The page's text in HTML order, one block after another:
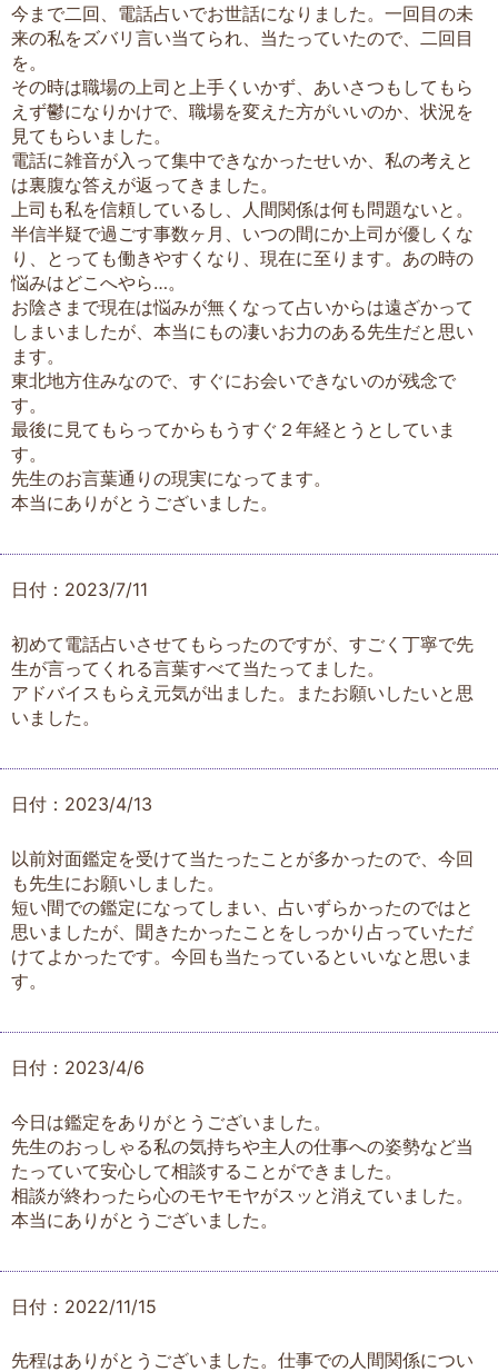
今まで二回、電話占いでお世話になりました。一回目の未
来の私をズバリ言い当てられ、当たっていたので、二回目
を。
その時は職場の上司と上手くいかず、あいさつもしてもら
えず鬱になりかけで、職場を変えた方がいいのか、状況を
見てもらいました。
電話に雑音が入って集中できなかったせいか、私の考えと
は裏腹な答えが返ってきました。
上司も私を信頼しているし、人間関係は何も問題ないと。
半信半疑で過ごす事数ヶ月、いつの間にか上司が優しくな
り、とっても働きやすくなり、現在に至ります。あの時の
悩みはどこへやら…。
お陰さまで現在は悩みが無くなって占いからは遠ざかって
しまいましたが、本当にもの凄いお力のある先生だと思い
ます。
東北地方住みなので、すぐにお会いできないのが残念で
す。
最後に見てもらってからもうすぐ２年経とうとしていま
す。
先生のお言葉通りの現実になってます。
本当にありがとうございました。
日付：2023/7/11
初めて電話占いさせてもらったのですが、すごく丁寧で先
生が言ってくれる言葉すべて当たってました。
アドバイスもらえ元気が出ました。またお願いしたいと思
いました。
日付：2023/4/13
以前対面鑑定を受けて当たったことが多かったので、今回
も先生にお願いしました。
短い間での鑑定になってしまい、占いずらかったのではと
思いましたが、聞きたかったことをしっかり占っていただ
けてよかったです。今回も当たっているといいなと思いま
す。
日付：2023/4/6
今日は鑑定をありがとうございました。
先生のおっしゃる私の気持ちや主人の仕事への姿勢など当
たっていて安心して相談することができました。
相談が終わったら心のモヤモヤがスッと消えていました。
本当にありがとうございました。
日付：2022/11/15
先程はありがとうございました。仕事での人間関係につい